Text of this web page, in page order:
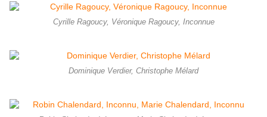
Cyrille Ragoucy, Véronique Ragoucy, Inconnue
Dominique Verdier, Christophe Mélard